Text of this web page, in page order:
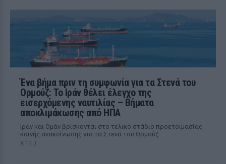
Ένα βήμα πριν τη συμφωνία για τα Στενά του
Ορμούζ: Το Ιράν θέλει έλεγχο της
εισερχόμενης ναυτιλίας – Βήματα
αποκλιμάκωσης από ΗΠΑ
Ιράν και Ομάν βρίσκονται στο τελικό στάδιο προετοιμασίας
κοινής ανακοίνωσης για τα Στενά του Ορμούζ
ΧΤΕΣ